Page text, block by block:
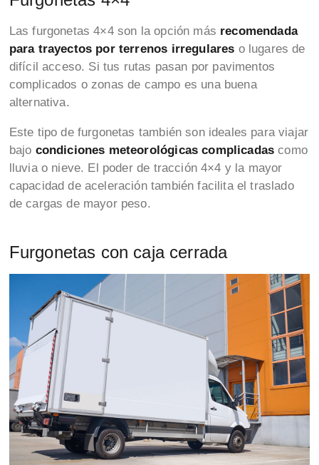
Las furgonetas 4×4 son la opción más recomendada
para trayectos por terrenos irregulares o lugares de
difícil acceso. Si tus rutas pasan por pavimentos
complicados o zonas de campo es una buena
alternativa.
Este tipo de furgonetas también son ideales para viajar
bajo condiciones meteorológicas complicadas como
lluvia o nieve. El poder de tracción 4×4 y la mayor
capacidad de aceleración también facilita el traslado
de cargas de mayor peso.
Furgonetas con caja cerrada